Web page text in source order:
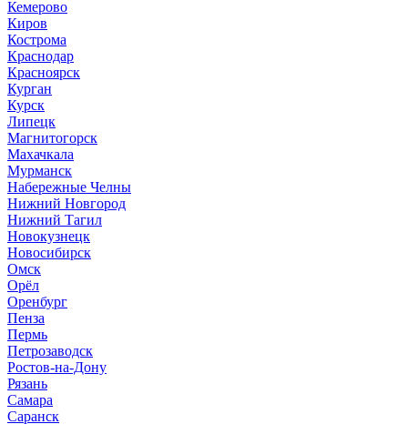
Кемерово
Киров
Кострома
Краснодар
Красноярск
Курган
Курск
Липецк
Магнитогорск
Махачкала
Мурманск
Набережные Челны
Нижний Новгород
Нижний Тагил
Новокузнецк
Новосибирск
Омск
Орёл
Оренбург
Пенза
Пермь
Петрозаводск
Ростов-на-Дону
Рязань
Самара
Саранск